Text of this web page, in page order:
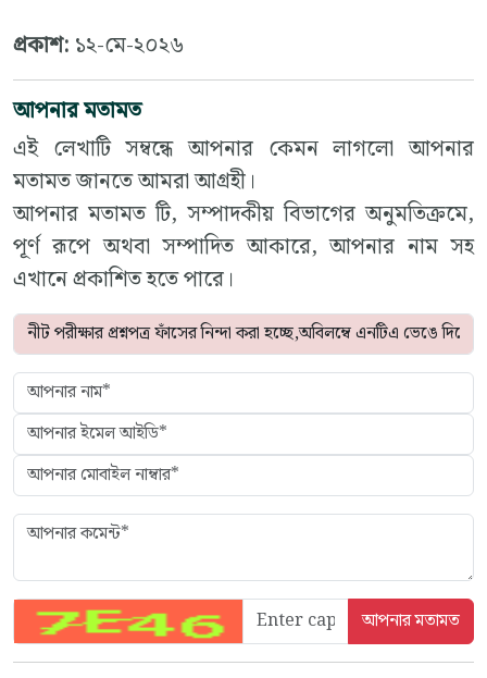
প্রকাশ: ১২-মে-২০২৬
আপনার মতামত
এই লেখাটি সম্বন্ধে আপনার কেমন লাগলো আপনার
মতামত জানতে আমরা আগ্রহী।
আপনার মতামত টি, সম্পাদকীয় বিভাগের অনুমতিক্রমে,
পূর্ণ রূপে অথবা সম্পাদিত আকারে, আপনার নাম সহ
এখানে প্রকাশিত হতে পারে।